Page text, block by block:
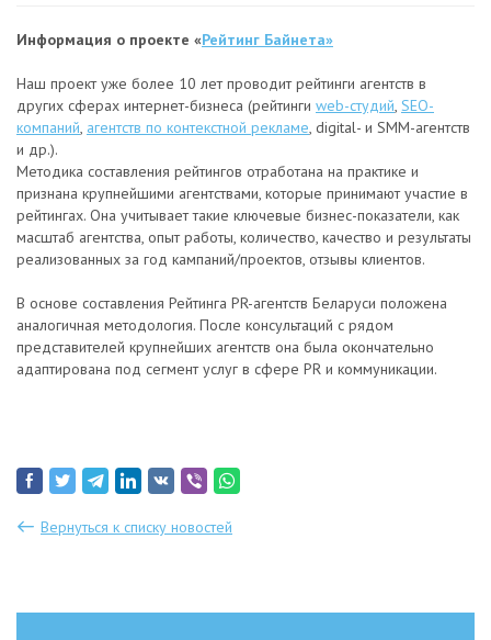
Информация о проекте «Рейтинг Байнета»
Наш проект уже более 10 лет проводит рейтинги агентств в
других сферах интернет-бизнеса (рейтинги web-студий, SEO-
компаний, агентств по контекстной рекламе, digital- и SMM-агентств
и др.).
Методика составления рейтингов отработана на практике и
признана крупнейшими агентствами, которые принимают участие в
рейтингах. Она учитывает такие ключевые бизнес-показатели, как
масштаб агентства, опыт работы, количество, качество и результаты
реализованных за год кампаний/проектов, отзывы клиентов.
В основе составления Рейтинга PR-агентств Беларуси положена
аналогичная методология. После консультаций с рядом
представителей крупнейших агентств она была окончательно
адаптирована под сегмент услуг в сфере PR и коммуникации.
Вернуться к списку новостей